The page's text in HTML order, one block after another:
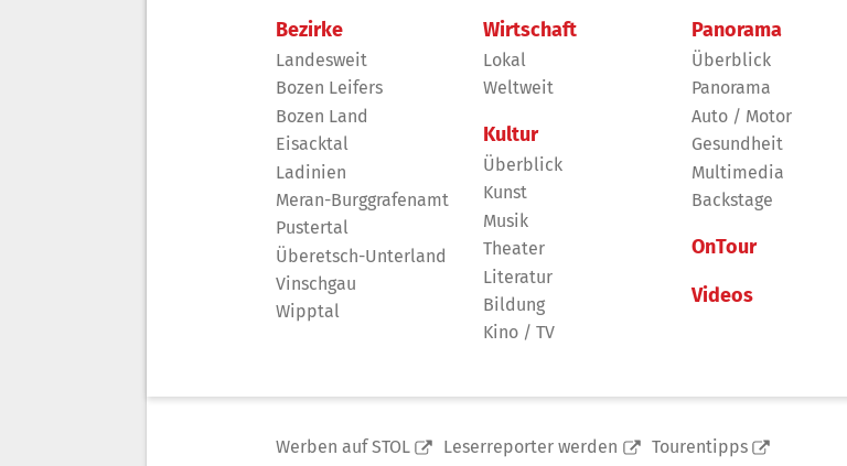
Bezirke
Landesweit
Bozen Leifers
Bozen Land
Eisacktal
Ladinien
Meran-Burggrafenamt
Pustertal
Überetsch-Unterland
Vinschgau
Wipptal
Wirtschaft
Lokal
Weltweit
Kultur
Überblick
Kunst
Musik
Theater
Literatur
Bildung
Kino / TV
Panorama
Überblick
Panorama
Auto / Motor
Gesundheit
Multimedia
Backstage
OnTour
Videos
Werben auf STOL Leserreporter werden Tourentipps